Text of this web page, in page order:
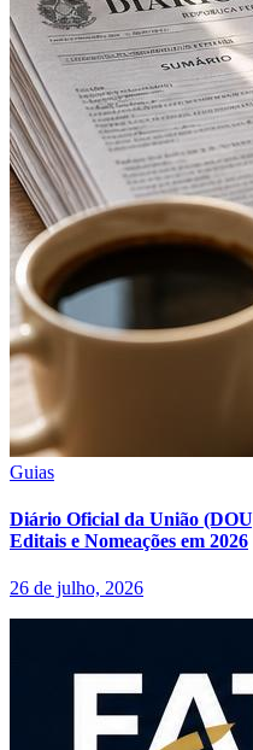
Guias
Diário Oficial da União
Editais e Nomeações em 2026
26 de julho, 2026